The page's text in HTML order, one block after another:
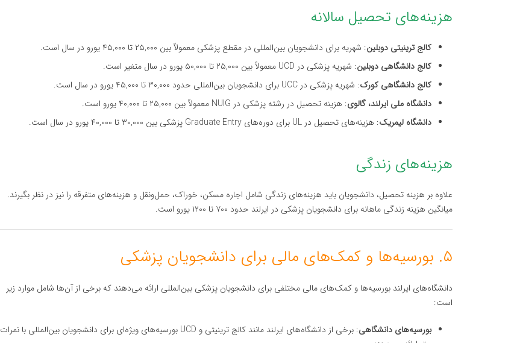
هزینه‌های تحصیل سالانه
کالج ترینیتی دوبلین: شهریه برای دانشجویان بین‌المللی در مقطع پزشکی معمولاً بین ۲۵,۰۰۰ تا ۴۵,۰۰۰ یورو در سال است.
کالج دانشگاهی دوبلین: شهریه پزشکی در UCD معمولاً بین ۲۵,۰۰۰ تا ۵۰,۰۰۰ یورو در سال متغیر است.
کالج دانشگاهی کورک: شهریه پزشکی در UCC برای دانشجویان بین‌المللی حدود ۳۰,۰۰۰ تا ۴۵,۰۰۰ یورو در سال است.
دانشگاه ملی ایرلند، گالوی: هزینه تحصیل در رشته پزشکی در NUIG معمولاً بین ۲۵,۰۰۰ تا ۴۰,۰۰۰ یورو است.
دانشگاه لیمریک: هزینه‌های تحصیل در UL برای دوره‌های Graduate Entry پزشکی بین ۳۰,۰۰۰ تا ۴۰,۰۰۰ یورو در سال است.
هزینه‌های زندگی
علاوه بر هزینه تحصیل، دانشجویان باید هزینه‌های زندگی شامل اجاره مسکن، خوراک، حمل‌ونقل و هزینه‌های متفرقه را نیز در نظر بگیرند.
میانگین هزینه زندگی ماهانه برای دانشجویان پزشکی در ایرلند حدود ۷۰۰ تا ۱۲۰۰ یورو است.
۵. بورسیه‌ها و کمک‌های مالی برای دانشجویان پزشکی
دانشگاه‌های ایرلند بورسیه‌ها و کمک‌های مالی مختلفی برای دانشجویان پزشکی بین‌المللی ارائه می‌دهند که برخی از آن‌ها شامل موارد زیر
است:
بورسیه‌های دانشگاهی
: برخی از دانشگاه‌های ایرلند مانند کالج ترینیتی و UCD بورسیه‌های ویژه‌ای برای دانشجویان بین‌المللی با نمرات